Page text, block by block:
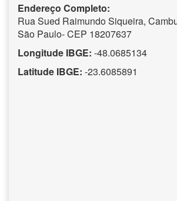
Endereço Completo:
Rua Sued Raimundo Siqueira,
São Paulo- CEP 18207637
Longitude IBGE: -48.0685134
Latitude IBGE: -23.6085891